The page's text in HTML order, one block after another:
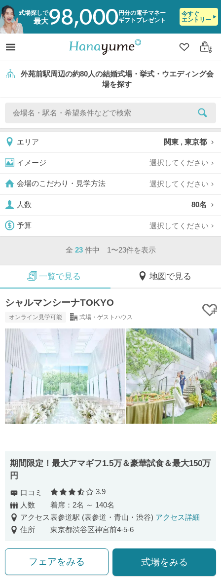
式場探しで
最大98,000 円分の電子マネー
ギフトプレゼント
今すぐ
エントリー
クリップ
ログ
外苑前駅周辺の約80人の結婚式場・挙式・ウエディング会
場を探す
エリア 関東 , 東京都
イメージ 選択してください
会場のこだわり・見学方法 選択してください
人数 80名
予算 選択してください
全 23 件中 1〜23件を表示
一覧で見る 地図で見る
シャルマンシーナTOKYO
オンライン見学可能 式場・ゲストハウス
期間限定！最大アマギフ1.5万＆豪華試食＆最大150万
円
口コミ 口コミ評価
3.9
人数
着席：2名 ～ 140名
アクセス表参道駅 (表参道・青山・渋谷) アクセス詳細
住所
東京都渋谷区神宮前4-5-6
フェアをみる 式場をみる